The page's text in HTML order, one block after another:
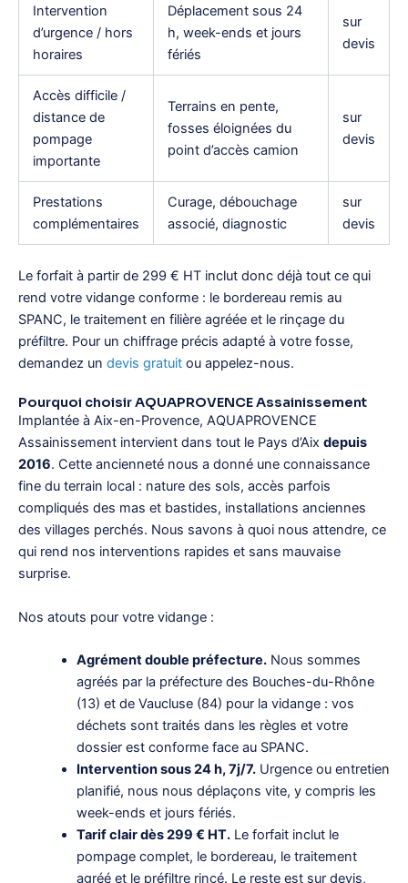
Intervention
d’urgence / hors
horaires
Déplacement sous 24
h, week-ends et jours
fériés
sur
devis
Accès difficile /
distance de
pompage
importante
Terrains en pente,
fosses éloignées du
point d’accès camion
sur
devis
Prestations
complémentaires
Curage, débouchage
associé, diagnostic
sur
devis
Le forfait à partir de 299 € HT inclut donc déjà tout ce qui
rend votre vidange conforme : le bordereau remis au
SPANC, le traitement en filière agréée et le rinçage du
préfiltre. Pour un chiffrage précis adapté à votre fosse,
demandez un devis gratuit ou appelez-nous.
Pourquoi choisir AQUAPROVENCE Assainissement
Implantée à Aix-en-Provence, AQUAPROVENCE
Assainissement intervient dans tout le Pays d’Aix depuis
2016. Cette ancienneté nous a donné une connaissance
fine du terrain local : nature des sols, accès parfois
compliqués des mas et bastides, installations anciennes
des villages perchés. Nous savons à quoi nous attendre, ce
qui rend nos interventions rapides et sans mauvaise
surprise.
Nos atouts pour votre vidange :
Agrément double préfecture.Nous sommes
agréés par la préfecture des Bouches-du-Rhône
(13) et de Vaucluse (84) pour la vidange : vos
déchets sont traités dans les règles et votre
dossier est conforme face au SPANC.
Intervention sous 24 h, 7j/7.Urgence ou entretien
planifié, nous nous déplaçons vite, y compris les
week-ends et jours fériés.
Tarif clair dès 299 € HT.Le forfait inclut le
pompage complet, le bordereau, le traitement
agréé et le préfiltre rincé. Le reste est sur devis,